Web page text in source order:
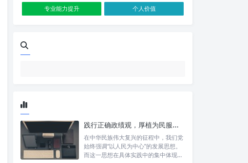
专业能力提升
个人价值
践行正确政绩观，厚植为民服务根基：迈向高质量发展的根本遵循
在中华民族伟大复兴的征程中，我们党
始终强调“以人民为中心”的发展思想。
而这一思想在具体实践中的集中体现，